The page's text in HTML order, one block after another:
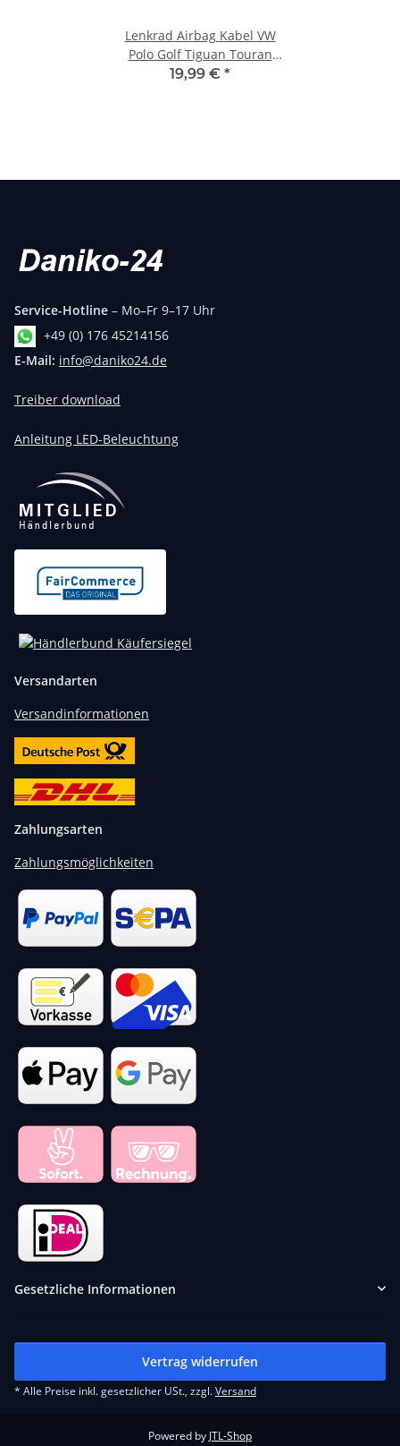
Lenkrad Airbag Kabel VW
Polo Golf Tiguan Touran
5K0971584C MFL Neu
19,99 € *
Service-Hotline – Mo–Fr 9–17 Uhr
+49 (0) 176 45214156
E-Mail: info@daniko24.de
Treiber download
Anleitung LED-Beleuchtung
Versandarten
Versandinformationen
Zahlungsarten
Zahlungsmöglichkeiten
Gesetzliche Informationen
Vertrag widerrufen
* Alle Preise inkl. gesetzlicher USt., zzgl.Versand
Powered by JTL-Shop